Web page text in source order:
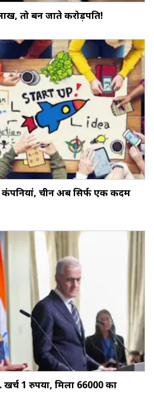
तो बन जाते करोड़पति!
कंपनियां, चीन अब सिर्फ एक कदम
खर्च 1 रुपया, मिला ₹66000 का